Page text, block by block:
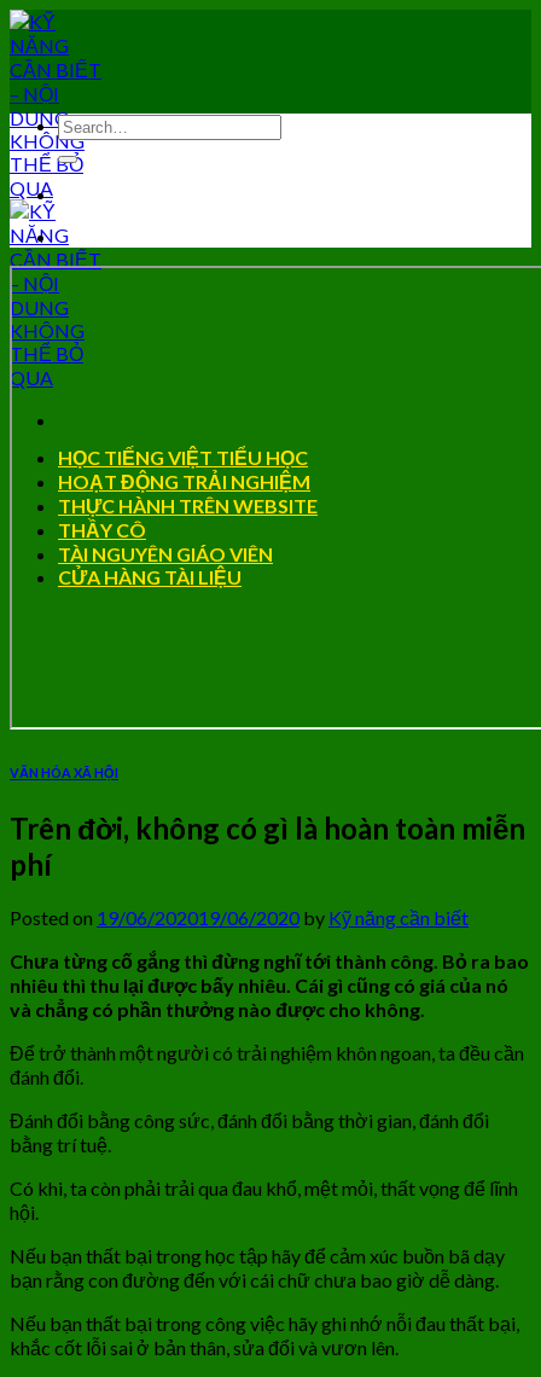
Skip
to
content
HỌC TIẾNG VIỆT TIỂU HỌC
HOẠT ĐỘNG TRẢI NGHIỆM
THỰC HÀNH TRÊN WEBSITE
THẦY CÔ
TÀI NGUYÊN GIÁO VIÊN
CỬA HÀNG TÀI LIỆU
VĂN HÓA XÃ HỘI
Trên đời, không có gì là hoàn toàn miễn
phí
Posted on 19/06/202019/06/2020by Kỹ năng cần biết
Chưa từng cố gắng thì đừng nghĩ tới thành công. Bỏ ra bao
nhiêu thì thu lại được bấy nhiêu. Cái gì cũng có giá của nó
và chẳng có phần thưởng nào được cho không.
Để trở thành một người có trải nghiệm khôn ngoan, ta đều cần
đánh đổi.
Đánh đổi bằng công sức, đánh đổi bằng thời gian, đánh đổi
bằng trí tuệ.
Có khi, ta còn phải trải qua đau khổ, mệt mỏi, thất vọng để lĩnh
hội.
Nếu bạn thất bại trong học tập hãy để cảm xúc buồn bã dạy
bạn rằng con đường đến với cái chữ chưa bao giờ dễ dàng.
Nếu bạn thất bại trong công việc hãy ghi nhớ nỗi đau thất bại,
khắc cốt lỗi sai ở bản thân, sửa đổi và vươn lên.